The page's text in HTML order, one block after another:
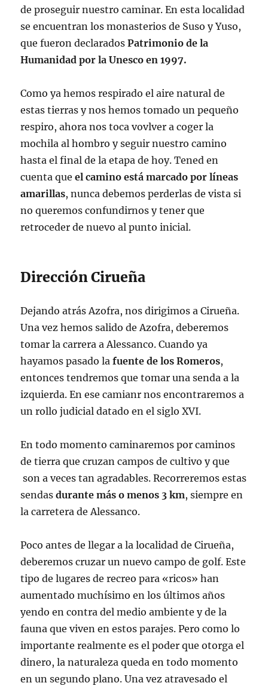
de proseguir nuestro caminar. En esta localidad
se encuentran los monasterios de Suso y Yuso,
que fueron declaradosPatrimonio de la
Humanidad por la Unesco en 1997.
Como ya hemos respirado el aire natural de
estas tierras y nos hemos tomado un pequeño
respiro, ahora nos toca vovlver a coger la
mochila al hombro y seguir nuestro camino
hasta el final de la etapa de hoy. Tened en
cuenta queel camino está marcado por líneas
amarillas, nunca debemos perderlas de vista si
no queremos confundirnos y tener que
retroceder de nuevo al punto inicial.
Dirección Cirueña
Dejando atrás Azofra, nos dirigimos a Cirueña.
Una vez hemos salido de Azofra, deberemos
tomar la carrera a Alessanco. Cuando ya
hayamos pasado lafuente de los Romeros,
entonces tendremos que tomar una senda a la
izquierda. En ese camianr nos encontraremos a
un rollo judicial datado en el siglo XVI.
En todo momento caminaremos por caminos
de tierra que cruzan campos de cultivo y que
son a veces tan agradables. Recorreremos estas
sendasdurante más o menos 3 km, siempre en
la carretera de Alessanco.
Poco antes de llegar a la localidad de Cirueña,
deberemos cruzar un nuevo campo de golf. Este
tipo de lugares de recreo para «ricos» han
aumentado muchísimo en los últimos años
yendo en contra del medio ambiente y de la
fauna que viven en estos parajes. Pero como lo
importante realmente es el poder que otorga el
dinero, la naturaleza queda en todo momento
en un segundo plano. Una vez atravesado el